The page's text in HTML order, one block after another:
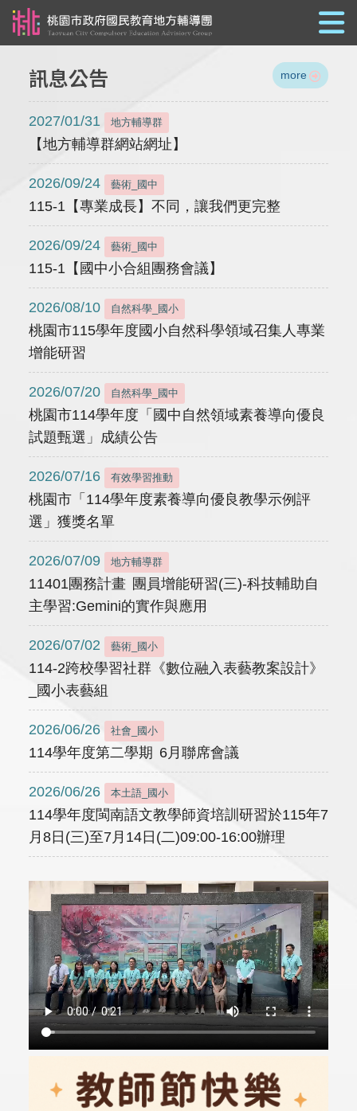
訊息公告 more
2027/01/31 地方輔導群
【地方輔導群網站網址】
2026/09/24 藝術_國中
115-1【專業成長】不同，讓我們更完整
2026/09/24 藝術_國中
115-1【國中小合組團務會議】
2026/08/10 自然科學_國小
桃園市115學年度國小自然科學領域召集人專業
增能研習
2026/07/20 自然科學_國中
桃園市114學年度「國中自然領域素養導向優良
試題甄選」成績公告
2026/07/16 有效學習推動
桃園市「114學年度素養導向優良教學示例評
選」獲獎名單
2026/07/09 地方輔導群
11401團務計畫 團員增能研習(三)-科技輔助自
主學習:Gemini的實作與應用
2026/07/02 藝術_國小
114-2跨校學習社群《數位融入表藝教案設計》
_國小表藝組
2026/06/26 社會_國小
114學年度第二學期 6月聯席會議
2026/06/26 本土語_國小
114學年度閩南語文教學師資培訓研習於115年7
月8日(三)至7月14日(二)09:00-16:00辦理